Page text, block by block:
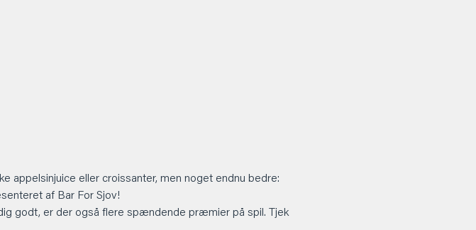
appelsinjuice eller croissanter, men noget endnu bedre:
af Bar For Sjov!
godt, er der også flere spændende præmier på spil. Tjek